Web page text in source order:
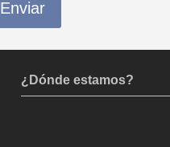
Enviar
¿Dónde estamos?